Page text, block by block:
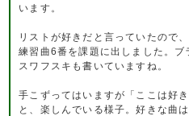
います。
リストが好きだと言っていたので
練習曲6番を課題に出しました。ブ
スワフスキも書いていますね。
手こずってはいますが「ここは好
と、楽しんでいる様子。好きな曲